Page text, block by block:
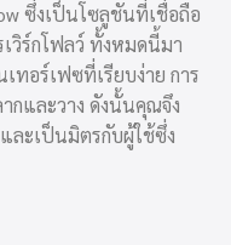
ซึ่งเป็นโซลูชันที่เชื่อถือ
วิร์กโฟลว์ ทั้งหมดนี้มา
ทอร์เฟซที่เรียบง่าย การ
กและวาง ดังนั้นคุณจึง
ละเป็นมิตรกับผู้ใช้ซึ่ง